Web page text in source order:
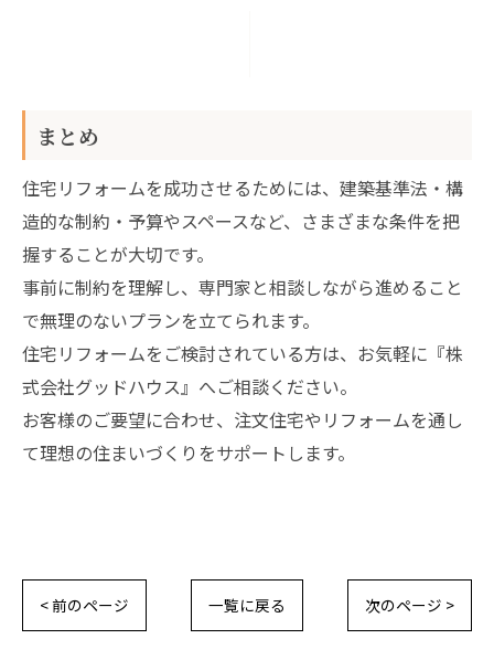
まとめ
住宅リフォームを成功させるためには、建築基準法・構
造的な制約・予算やスペースなど、さまざまな条件を把
握することが大切です。
事前に制約を理解し、専門家と相談しながら進めること
で無理のないプランを立てられます。
住宅リフォームをご検討されている方は、お気軽に『株
式会社グッドハウス』へご相談ください。
お客様のご要望に合わせ、注文住宅やリフォームを通し
て理想の住まいづくりをサポートします。
< 前のページ 一覧に戻る 次のページ >